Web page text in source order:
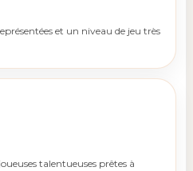
et un niveau de jeu très
talentueuses prêtes à